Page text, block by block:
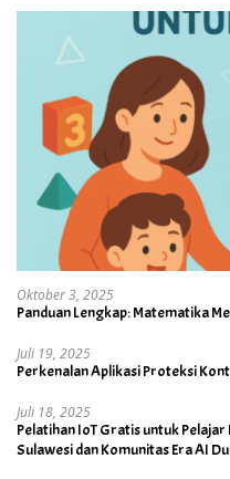
Oktober 3, 2025
Panduan Lengkap: Matematika
Juli 19, 2025
Perkenalan Aplikasi Proteksi
Juli 18, 2025
Pelatihan IoT Gratis untuk
Sulawesi dan Komunitas Era AI